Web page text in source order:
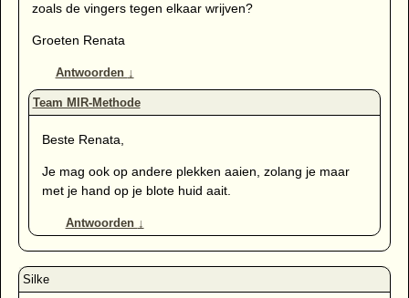
zoals de vingers tegen elkaar wrijven?
Groeten Renata
Antwoorden ↓
Beste Renata,
Je mag ook op andere plekken aaien, zolang je maar
met je hand op je blote huid aait.
Antwoorden ↓